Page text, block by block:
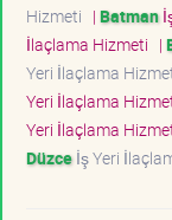
Hizmeti | Batman
İlaçlama Hizmeti |
Yeri İlaçlama
Yeri İlaçlama
Yeri İlaçlama
Düzceİş Yeri